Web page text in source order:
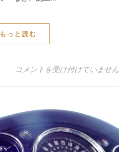
もっと読む
BMW MINI R56JCW ルーフ
コメントを受け付けていません